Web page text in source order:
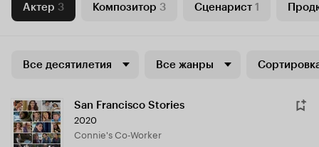
Актер 3 Композитор 3 Сценарист 1
Все десятилетия Все жанры
San Francisco Stories
2020
Connie's Co-Worker